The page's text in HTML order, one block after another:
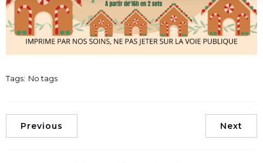
Tags: No tags
Previous Next